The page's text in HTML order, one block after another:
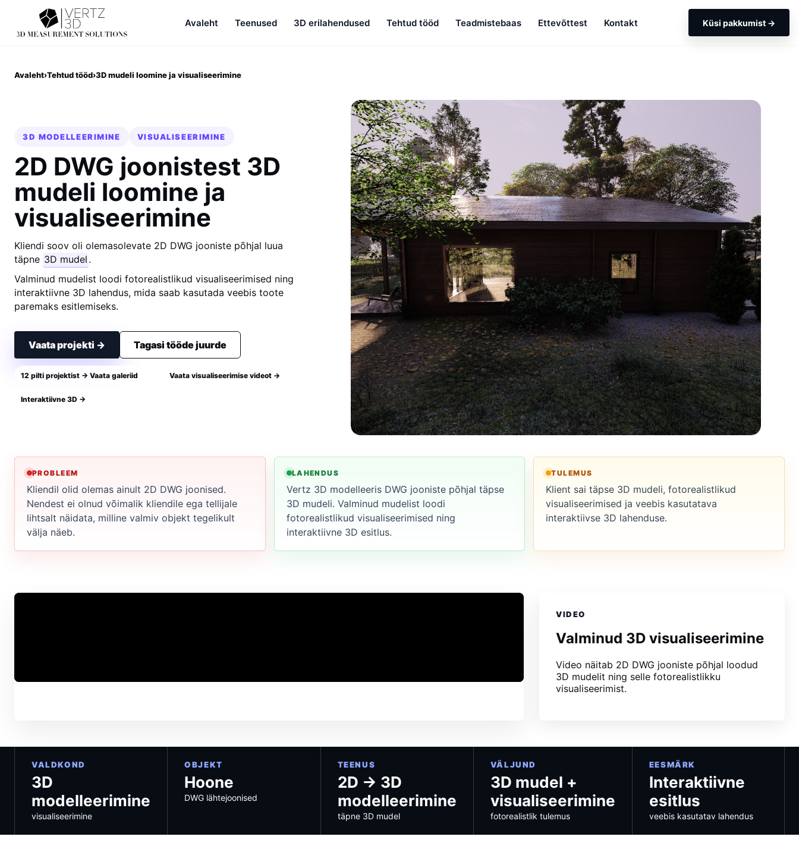
Avaleht Teenused 3D erilahendused Tehtud tööd Teadmistebaas Ettevõttest Kontakt Küsi pakkumist →
Avaleht›Tehtud tööd›3D mudeli loomine ja visualiseerimine
3D MODELLEERIMINE VISUALISEERIMINE
2D DWG joonistest 3D
mudeli loomine ja
visualiseerimine
Kliendi soov oli olemasolevate 2D DWG jooniste põhjal luua
täpne 3D mudel .
Valminud mudelist loodi fotorealistlikud visualiseerimised ning
interaktiivne 3D lahendus, mida saab kasutada veebis toote
paremaks esitlemiseks.
Vaata projekti → Tagasi tööde juurde
12 pilti projektist → Vaata galeriid Vaata visualiseerimise videot →
Interaktiivne 3D →
PROBLEEM
Kliendil olid olemas ainult 2D DWG joonised.
Nendest ei olnud võimalik kliendile ega tellijale
lihtsalt näidata, milline valmiv objekt tegelikult
välja näeb.
LAHENDUS
Vertz 3D modelleeris DWG jooniste põhjal täpse
3D mudeli. Valminud mudelist loodi
fotorealistlikud visualiseerimised ning
interaktiivne 3D esitlus.
TULEMUS
Klient sai täpse 3D mudeli, fotorealistlikud
visualiseerimised ja veebis kasutatava
interaktiivse 3D lahenduse.
VIDEO
Valminud 3D visualiseerimine
Video näitab 2D DWG jooniste põhjal loodud
3D mudelit ning selle fotorealistlikku
visualiseerimist.
VALDKOND
3D
modelleerimine
visualiseerimine
OBJEKT
Hoone
DWG lähtejoonised
TEENUS
2D → 3D
modelleerimine
täpne 3D mudel
VÄLJUND
3D mudel +
visualiseerimine
fotorealistlik tulemus
EESMÄRK
Interaktiivne
esitlus
veebis kasutatav lahendus